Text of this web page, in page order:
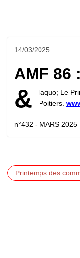
14/03/2025
AMF 86
&
laquo; Le
Poitiers.
n°432 - MARS 2025
Printemps des